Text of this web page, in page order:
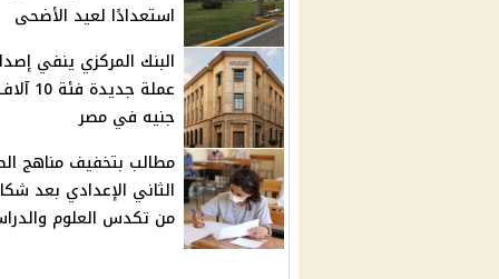
استعدادًا لعيد الأضحى
البنك المركزي ينفي
عملة جديدة فئة
جنيه في مصر
مطالب بتخفيف مناهج
الثاني الإعدادي بعد
من تكدس العلوم